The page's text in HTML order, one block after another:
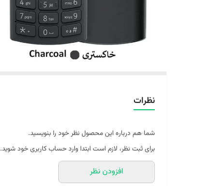
نظرات
شما هم درباره این محصول نظر خود را بنویسید.
برای ثبت نظر، لازم است ابتدا وارد حساب کاربری خود شوید.
افزودن نظر